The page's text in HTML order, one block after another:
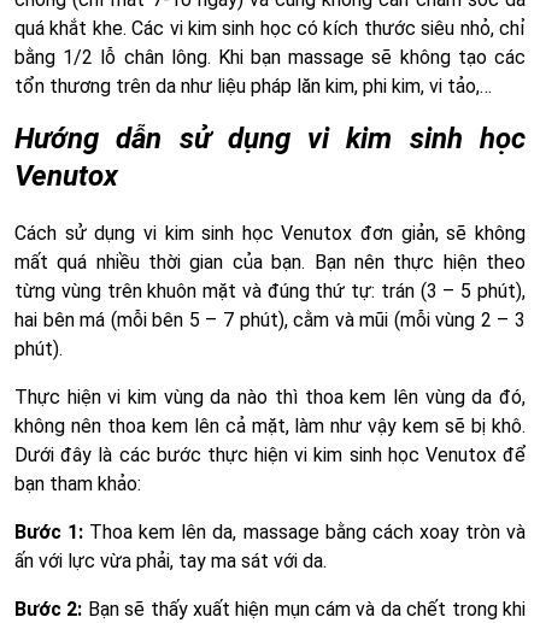
quá khắt khe. Các vi kim sinh học có kích thước siêu nhỏ, chỉ
bằng 1/2 lỗ chân lông. Khi bạn massage sẽ không tạo các
tổn thương trên da như liệu pháp lăn kim, phi kim, vi tảo,…
Hướng dẫn sử dụng vi kim sinh học
Venutox
Cách sử dụng vi kim sinh học Venutox đơn giản, sẽ không
mất quá nhiều thời gian của bạn. Bạn nên thực hiện theo
từng vùng trên khuôn mặt và đúng thứ tự: trán (3 – 5 phút),
hai bên má (mỗi bên 5 – 7 phút), cằm và mũi (mỗi vùng 2 – 3
phút).
Thực hiện vi kim vùng da nào thì thoa kem lên vùng da đó,
không nên thoa kem lên cả mặt, làm như vậy kem sẽ bị khô.
Dưới đây là các bước thực hiện vi kim sinh học Venutox để
bạn tham khảo:
Bước 1: Thoa kem lên da, massage bằng cách xoay tròn và
ấn với lực vừa phải, tay ma sát với da.
Bước 2: Bạn sẽ thấy xuất hiện mụn cám và da chết trong khi